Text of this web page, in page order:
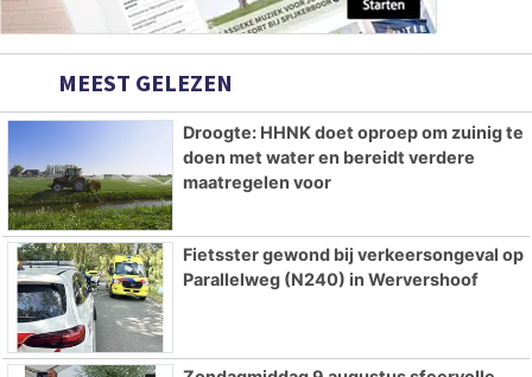
MEEST GELEZEN
Droogte: HHNK doet oproep om zuinig te
doen met water en bereidt verdere
maatregelen voor
Fietsster gewond bij verkeersongeval op
Parallelweg (N240) in Wervershoof